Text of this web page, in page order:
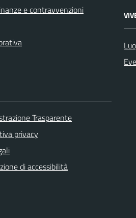
e contravvenzioni
Trasparente
privacy
di accessibilità